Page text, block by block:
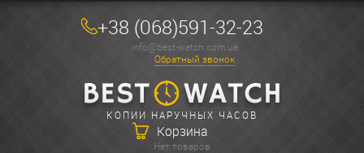
+38 (068)591-32-23
info@best-watch.com.ua
Обратный звонок
КОПИИ НАРУЧНЫХ ЧАСОВ
Корзина
Нет товаров